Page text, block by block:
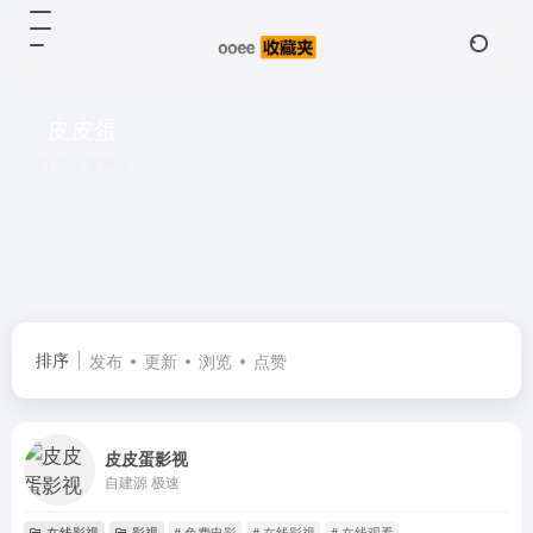
排序 发布 更新 浏览 点赞
皮皮蛋影视
自建源 极速